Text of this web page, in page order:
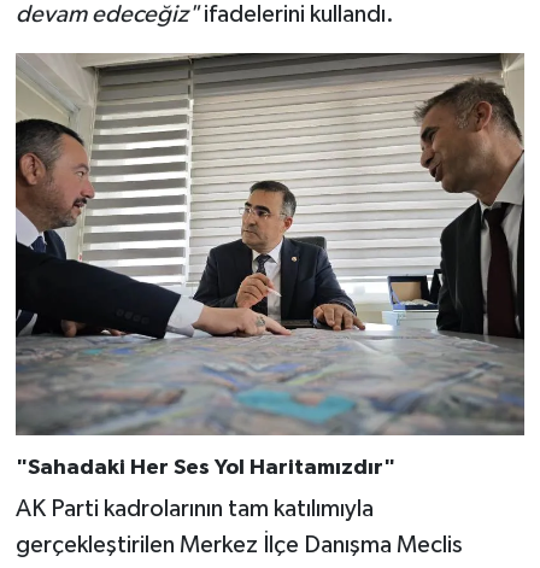
devam edeceğiz"ifadelerini kullandı.
"Sahadaki Her Ses Yol Haritamızdır"
AK Parti kadrolarının tam katılımıyla
gerçekleştirilen Merkez İlçe Danışma Meclis